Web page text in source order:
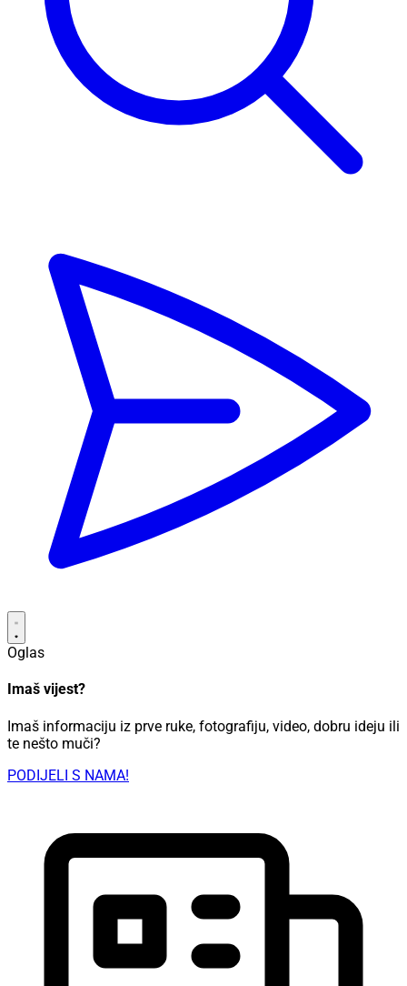
Oglas
Imaš vijest?
Imaš informaciju iz prve ruke, fotografiju, video, dobru ideju ili
te nešto muči?
PODIJELI S NAMA!